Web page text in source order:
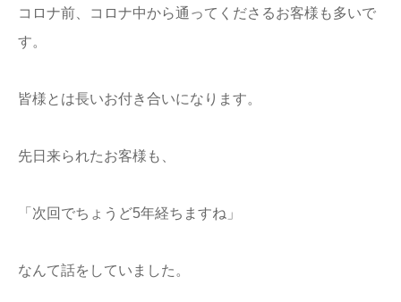
コロナ前、コロナ中から通ってくださるお客様も多いで
す。
皆様とは長いお付き合いになります。
先日来られたお客様も、
「次回でちょうど5年経ちますね」
なんて話をしていました。